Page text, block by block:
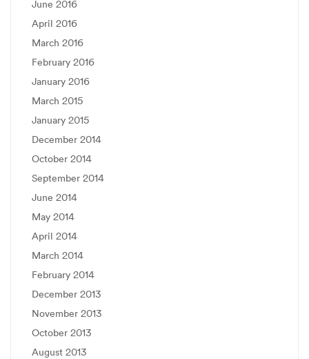
June 2016
April 2016
March 2016
February 2016
January 2016
March 2015
January 2015
December 2014
October 2014
September 2014
June 2014
May 2014
April 2014
March 2014
February 2014
December 2013
November 2013
October 2013
August 2013